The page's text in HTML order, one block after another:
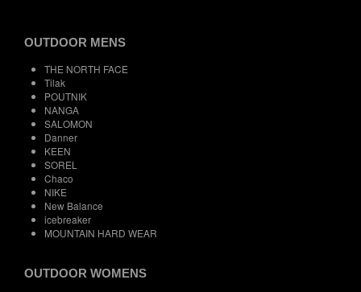
OUTDOOR MENS
THE NORTH FACE
Tilak
POUTNIK
NANGA
SALOMON
Danner
KEEN
SOREL
Chaco
NIKE
New Balance
icebreaker
MOUNTAIN HARD WEAR
OUTDOOR WOMENS